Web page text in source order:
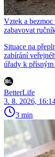
Vztek a bezmoc
zabavovat
Situace na
zabírání
úřady k
BetterLife
3. 8. 2026,
3 min